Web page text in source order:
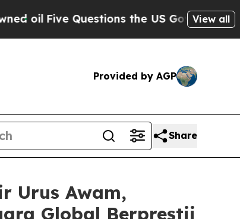
Five Questions the US GovernmentView all
Provided by AGP
Share
Urus Awam,
Global Berprestij